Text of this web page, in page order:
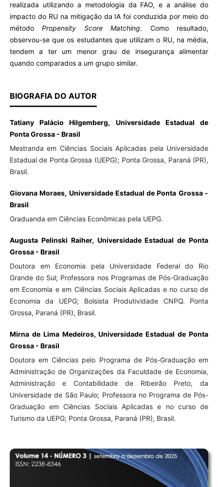
realizada utilizando a metodologia da FAO, e a análise do
impacto do RU na mitigação da IA foi conduzida por meio do
métodoPropensity Score Matching. Como resultado,
observou-se que os estudantes que utilizam o RU, na média,
tendem a ter um menor grau de insegurança alimentar
quando comparados a um grupo similar.
BIOGRAFIA DO AUTOR
Tatiany Palácio Hilgemberg, Universidade Estadual de
Ponta Grossa - Brasil
Mestranda em Ciências Sociais Aplicadas pela Universidade
Estadual de Ponta Grossa (UEPG); Ponta Grossa, Paraná (PR),
Brasil.
Giovana Moraes, Universidade Estadual de Ponta Grossa -
Brasil
Graduanda em Ciências Econômicas pela UEPG.
Augusta Pelinski Raiher, Universidade Estadual de Ponta
Grossa - Brasil
Doutora em Economia pela Universidade Federal do Rio
Grande do Sul; Professora nos Programas de Pós-Graduação
em Economia e em Ciências Sociais Aplicadas e no curso de
Economia da UEPG; Bolsista Produtividade CNPQ. Ponta
Grossa, Paraná (PR), Brasil.
Mirna de Lima Medeiros, Universidade Estadual de Ponta
Grossa - Brasil
Doutora em Ciências pelo Programa de Pós-Graduação em
Administração de Organizações da Faculdade de Economia,
Administração e Contabilidade de Ribeirão Preto, da
Universidade de São Paulo; Professora no Programa de Pós-
Graduação em Ciências Sociais Aplicadas e no curso de
Turismo da UEPG; Ponta Grossa, Paraná (PR), Brasil.